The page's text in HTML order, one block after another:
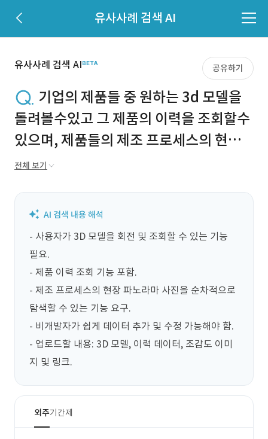
유사사례 검색 AI
유사사례 검색 AI 공유하기
기업의 제품들 중 원하는 3d 모델을
돌려볼수있고 그 제품의 이력을 조회할수
있으며, 제품들의 제조 프로세스의 현장
파노라마 사진을 프로세스 차례로 둘러볼
있되 비개발자인 사용자가 데이터를 추가
수정 또는 추가할떄 업로드할 내용은 해
당 제품의 3D 모델, 이력 데이터, 메인 화
면에서 조감도 이미지 에서 해당 제품의
위치 및 링크 등 입니다.
전체 보기
- 사용자가 3D 모델을 회전 및 조회할 수 있는 기능
필요.
- 제품 이력 조회 기능 포함.
- 제조 프로세스의 현장 파노라마 사진을 순차적으로
탐색할 수 있는 기능 요구.
- 비개발자가 쉽게 데이터 추가 및 수정 가능해야 함.
- 업로드할 내용: 3D 모델, 이력 데이터, 조감도 이미
지 및 링크.
외주기간제